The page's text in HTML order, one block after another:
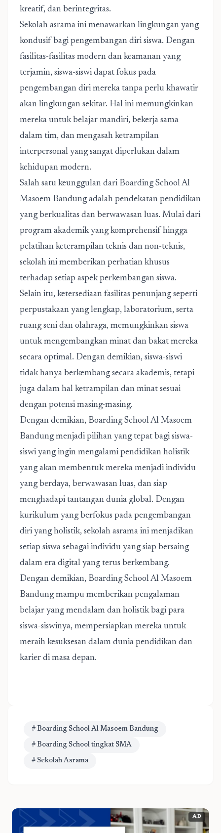
kreatif, dan berintegritas.
Sekolah asrama ini menawarkan lingkungan yang
kondusif bagi pengembangan diri siswa. Dengan
fasilitas-fasilitas modern dan keamanan yang
terjamin, siswa-siswi dapat fokus pada
pengembangan diri mereka tanpa perlu khawatir
akan lingkungan sekitar. Hal ini memungkinkan
mereka untuk belajar mandiri, bekerja sama
dalam tim, dan mengasah ketrampilan
interpersonal yang sangat diperlukan dalam
kehidupan modern.
Salah satu keunggulan dari Boarding School Al
Masoem Bandung adalah pendekatan pendidikan
yang berkualitas dan berwawasan luas. Mulai dari
program akademik yang komprehensif hingga
pelatihan keterampilan teknis dan non-teknis,
sekolah ini memberikan perhatian khusus
terhadap setiap aspek perkembangan siswa.
Selain itu, ketersediaan fasilitas penunjang seperti
perpustakaan yang lengkap, laboratorium, serta
ruang seni dan olahraga, memungkinkan siswa
untuk mengembangkan minat dan bakat mereka
secara optimal. Dengan demikian, siswa-siswi
tidak hanya berkembang secara akademis, tetapi
juga dalam hal ketrampilan dan minat sesuai
dengan potensi masing-masing.
Dengan demikian, Boarding School Al Masoem
Bandung menjadi pilihan yang tepat bagi siswa-
siswi yang ingin mengalami pendidikan holistik
yang akan membentuk mereka menjadi individu
yang berdaya, berwawasan luas, dan siap
menghadapi tantangan dunia global. Dengan
kurikulum yang berfokus pada pengembangan
diri yang holistik, sekolah asrama ini menjadikan
setiap siswa sebagai individu yang siap bersaing
dalam era digital yang terus berkembang.
Dengan demikian, Boarding School Al Masoem
Bandung mampu memberikan pengalaman
belajar yang mendalam dan holistik bagi para
siswa-siswinya, mempersiapkan mereka untuk
meraih kesuksesan dalam dunia pendidikan dan
karier di masa depan.
# Boarding School Al Masoem Bandung
# Boarding School tingkat SMA
# Sekolah Asrama
AD